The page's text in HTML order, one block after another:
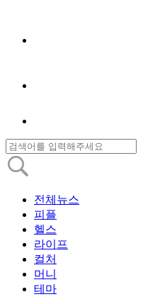
전체뉴스
피플
헬스
라이프
컬처
머니
테마